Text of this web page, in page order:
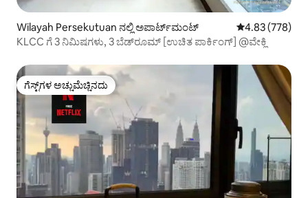
Wilayah Persekutuan ನಲ್ಲಿ ಅಪಾರ್ಟ್‌ಮಂಟ್ 5 ರಲ್ಲಿ 4.83
4.83 (778)
KLCC ಗೆ 3 ನಿಮಿಷಗಳು, 3 ಬೆಡ್‌ರೂಮ್ [ಉಚಿತ ಪಾರ್ಕಿಂಗ್] @ವೇಕ್ಲಿ
ಗೆಸ್ಟ್‌ಗಳ ಅಚ್ಚುಮೆಚ್ಚಿನದು
ಗೆಸ್ಟ್‌ಗಳ ಅಚ್ಚುಮೆಚ್ಚಿನದು